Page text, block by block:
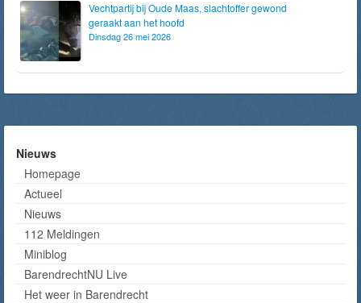
Vechtpartij bij Oude Maas, slachtoffer gewond
geraakt aan het hoofd
Dinsdag 26 mei 2026
Nieuws
Homepage
Actueel
Nieuws
112 Meldingen
Miniblog
BarendrechtNU Live
Het weer in Barendrecht